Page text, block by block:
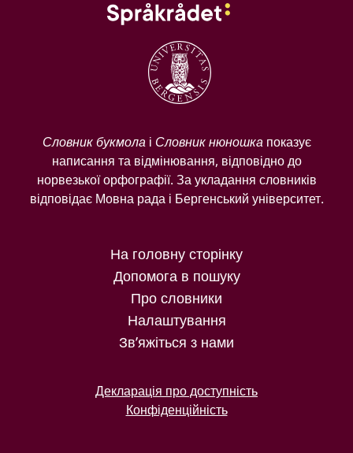
Словник букмолаі Словник нюношкапоказує
написання та відмінювання, відповідно до
норвезької орфографії. За укладання словників
відповідає Мовна рада і Бергенський університет.
На головну сторінку
Допомога в пошуку
Про словники
Налаштування
Зв’яжіться з нами
Декларація про доступність
Конфіденційність